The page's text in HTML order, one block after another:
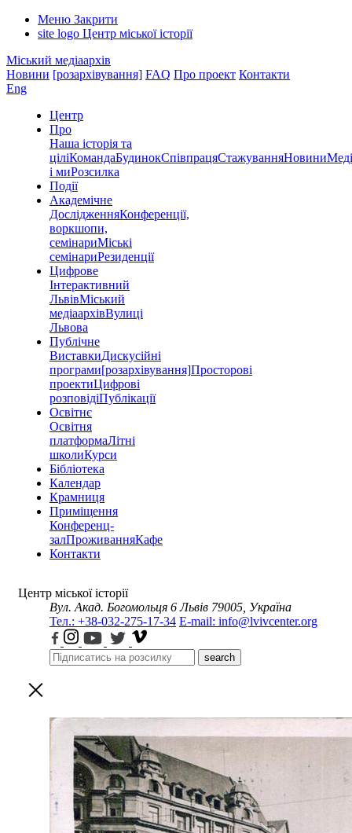
Меню Закрити
site logo Центр міської історії
Міський медіаархів
Новини [розархівування] FAQ Про проект Контакти
Eng
Центр
Про
Наша історія та
ціліКомандаБудинокСпівпрацяСтажуванняНовини
і миРозсилка
Події
Академічне
ДослідженняКонференції,
воркшопи,
семінариМіські
семінариРезиденції
Цифрове
Інтерактивний
ЛьвівМіський
медіаархівВулиці
Львова
Публічне
ВиставкиДискусійні
програми[розархівування]Просторові
проектиЦифрові
розповідіПублікації
Освітнє
Освітня
платформаЛітні
школиКурси
Бібліотека
Календар
Крамниця
Приміщення
Конференц-
залПроживанняКафе
Контакти
Центр міської історії
Вул. Акад. Богомольця 6 Львів 79005, Україна
Тел.: +38-032-275-17-34 E-mail: info@lvivcenter.org
search